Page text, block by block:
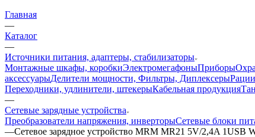
Главная
—
Каталог
—
Источники питания, адаптеры, стабилизаторы
Монтажные шкафы, коробкиЭлектромегафоныПриборы
аксессуарыДелители мощности, Фильтры, ДиплексерыРации
Переходники, удлинители, штекерыКабельная продукция
—
Сетевые зарядные устройства
Преобразователи напряжения, инверторыСетевые блоки
—Сетевое зарядное устройство MRM MR21 5V/2,4A 1USB